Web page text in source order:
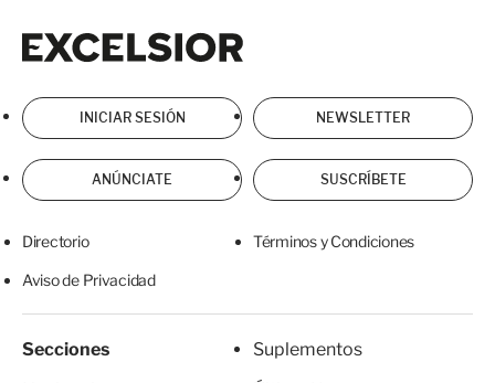
INICIAR SESIÓN NEWSLETTER
ANÚNCIATE SUSCRÍBETE
Directorio Términos y Condiciones
Aviso de Privacidad
Secciones
Suplementos